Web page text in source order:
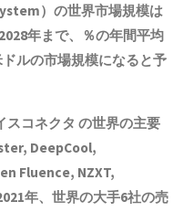
）の世界市場規模は
年まで、％の年間平均
ルの市場規模になると予
スコネクタ の世界の主要
DeepCool,
Fluence, NZXT,
年、世界の大手6社の売